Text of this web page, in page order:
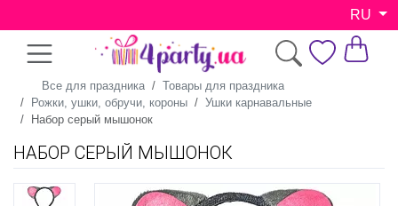
RU
Все для праздника
Товары для праздника
Рожки, ушки, обручи, короны
Ушки карнавальные
Набор серый мышонок
НАБОР СЕРЫЙ МЫШОНОК